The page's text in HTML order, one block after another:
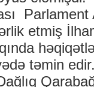
Parlament
etmiş
təmin